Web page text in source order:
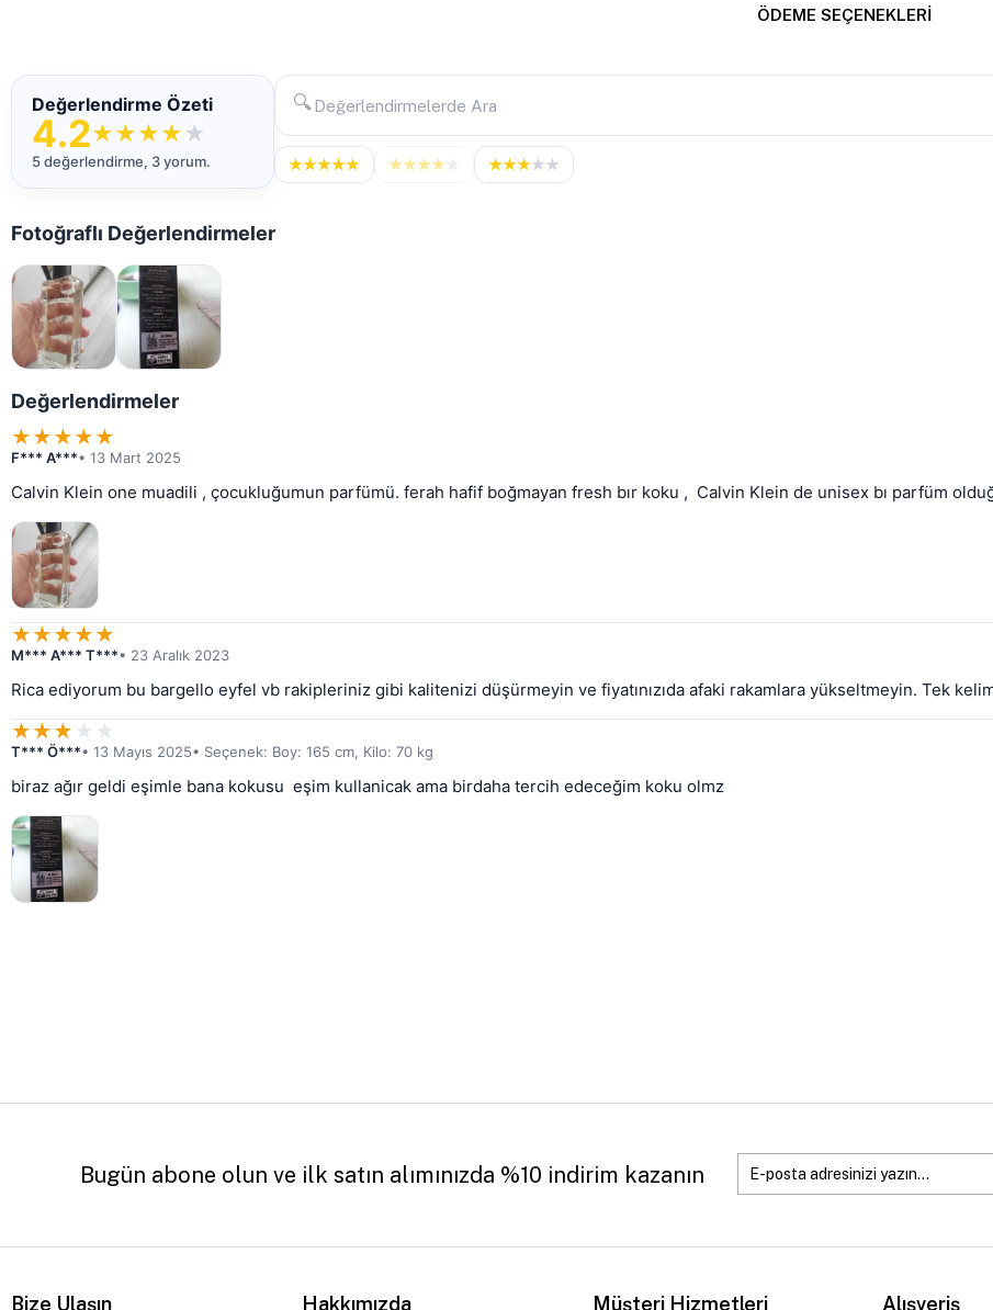
ÖDEME SEÇENEKLERI
Değerlendirme Özeti
4.2★★★★ ★
5 değerlendirme, 3 yorum.
🔍
★★★★★ ★★★★ ★★★★★
Fotoğraflı Değerlendirmeler
Değerlendirmeler
★★★★★
F*** A***• 13 Mart 2025
Calvin Klein one muadili , çocukluğumun parfümü. ferah hafif boğmayan fresh bır koku ,  Calvin Klein de unisex bı parfüm
★★★★★
M*** A*** T***• 23 Aralık 2023
Rica ediyorum bu bargello eyfel vb rakipleriniz gibi kalitenizi düşürmeyin ve fiyatınızıda afaki rakamlara yükseltmeyin. Tek
★★★ ★ ★
T*** Ö***• 13 Mayıs 2025• Seçenek: Boy: 165 cm, Kilo: 70 kg
biraz ağır geldi eşimle bana kokusu  eşim kullanicak ama birdaha tercih edeceğim koku olmz
Bugün abone olun ve ilk satın alımınızda %10 indirim kazanın
Bize Ulaşın Hakkımızda Müşteri Hizmetleri Alışveriş